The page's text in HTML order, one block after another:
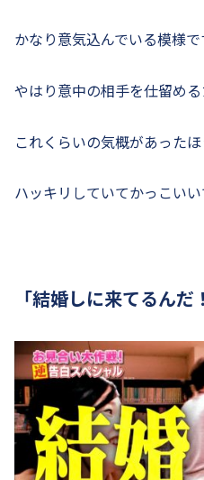
かなり意気込んでいる模様で
やはり意中の相手を仕留め
これくらいの気概があった
ハッキリしていてかっこいい
「結婚しに来てるんだ